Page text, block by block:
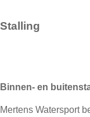
Stalling
Binnen- en
Mertens Watersport